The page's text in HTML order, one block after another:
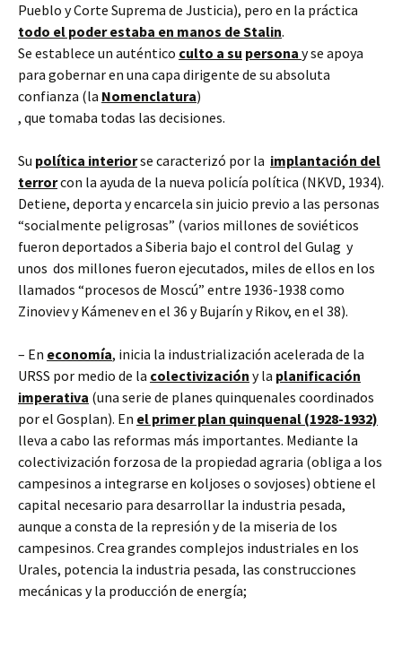
Pueblo y Corte Suprema de Justicia), pero en la práctica
todo el poder estaba en manos de Stalin.
Se establece un auténtico culto a su persona y se apoya
para gobernar en una capa dirigente de su absoluta
confianza (la Nomenclatura)
, que tomaba todas las decisiones.
Su política interiorse caracterizó por la implantación del
terrorcon la ayuda de la nueva policía política (NKVD, 1934).
Detiene, deporta y encarcela sin juicio previo a las personas
“socialmente peligrosas” (varios millones de soviéticos
fueron deportados a Siberia bajo el control del Gulag y
unos dos millones fueron ejecutados, miles de ellos en los
llamados “procesos de Moscú” entre 1936-1938 como
Zinoviev y Kámenev en el 36 y Bujarín y Rikov, en el 38).
– En economía, inicia la industrialización acelerada de la
URSS por medio de la colectivización y la planificación
imperativa (una serie de planes quinquenales coordinados
por el Gosplan). En el primer plan quinquenal (1928-1932)
lleva a cabo las reformas más importantes. Mediante la
colectivización forzosa de la propiedad agraria (obliga a los
campesinos a integrarse en koljoses o sovjoses) obtiene el
capital necesario para desarrollar la industria pesada,
aunque a consta de la represión y de la miseria de los
campesinos. Crea grandes complejos industriales en los
Urales, potencia la industria pesada, las construcciones
mecánicas y la producción de energía;